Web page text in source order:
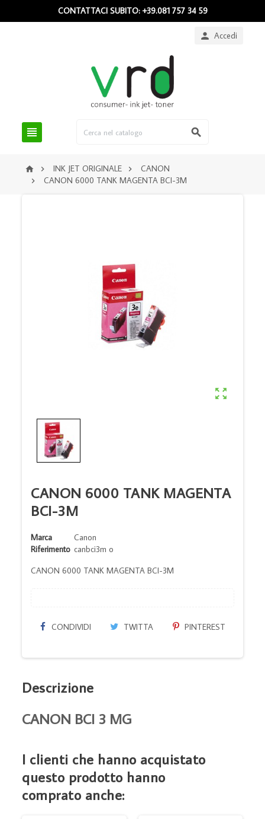
CONTATTACI SUBITO: +39.081 757 34 59
 Accedi
 
  INK JET ORIGINALE  CANON
 CANON 6000 TANK MAGENTA BCI-3M

CANON 6000 TANK MAGENTA
BCI-3M
Marca
Canon
Riferimento canbci3m o
CANON 6000 TANK MAGENTA BCI-3M
CONDIVIDI TWITTA PINTEREST
Descrizione
CANON BCI 3 MG
I clienti che hanno acquistato
questo prodotto hanno
comprato anche: